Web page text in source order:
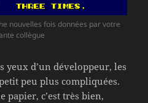
nouvelles fois données par votre
collègue
yeux d’un développeur, les
peu plus compliquées.
papier, c’est très bien,